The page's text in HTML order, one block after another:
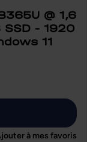
@ 1,6
- 1920
11
à mes favoris